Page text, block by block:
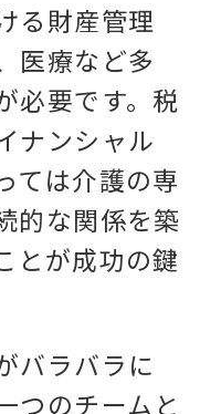
る財産管理
医療など多
必要です。税
ナンシャル
ては介護の専
的な関係を築
とが成功の鍵
バラバラに
つのチームと